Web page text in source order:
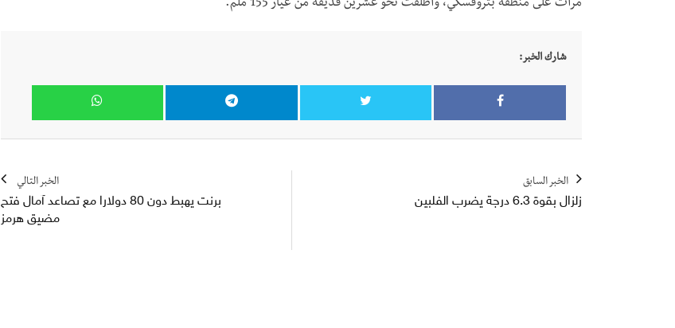
مرات على منطقة بتروفسكي، وأطلقت نحو عشرين قذيفة من عيار 155 ملم.
شارك الخبر:
الخبر السابق
زلزال بقوة 6.3 درجة يضرب الفلبين
الخبر التالي
برنت يهبط دون 80 دولارا مع تصاعد آمال فتح
مضيق هرمز